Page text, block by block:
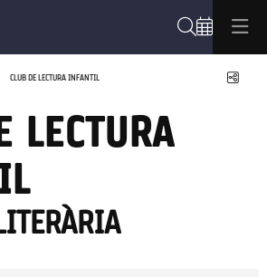
CLUB DE LECTURA INFANTIL
LECTURA